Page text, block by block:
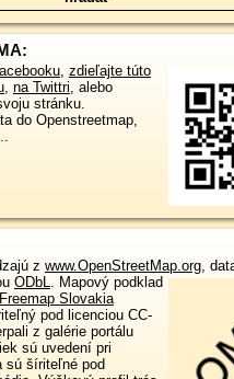
, zdieľajte túto
, na Twittri, alebo
stránku.
do Openstreetmap,
z www.OpenStreetMap.org,
ODbL. Mapový podklad
Freemap Slovakia
pod licenciou CC-
z galérie portálu
sú uvedení pri
sú šíriteľné pod